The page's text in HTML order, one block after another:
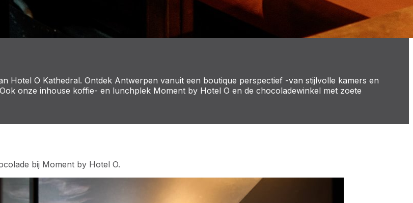
Hotel O Kathedral. Ontdek Antwerpen vanuit een boutique perspectief -van stijlvolle kamers en
onze inhouse koffie- en lunchplek Moment by Hotel O en de chocoladewinkel met zoete
bij Moment by Hotel O.